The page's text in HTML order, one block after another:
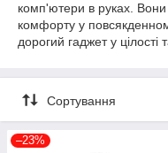
комп'ютери в руках. Вони
комфорту у
дорогий гаджет у цілості
Сортування
–23%